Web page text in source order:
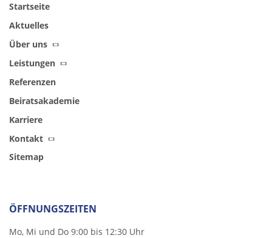
Startseite
Aktuelles
Über uns
Leistungen
Referenzen
Beiratsakademie
Karriere
Kontakt
Sitemap
ÖFFNUNGSZEITEN
Mo, Mi und Do 9:00 bis 12:30 Uhr